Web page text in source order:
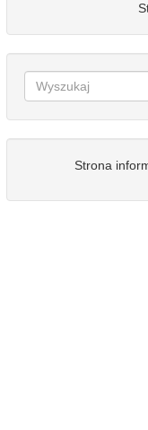
Strona